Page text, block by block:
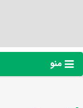
منو